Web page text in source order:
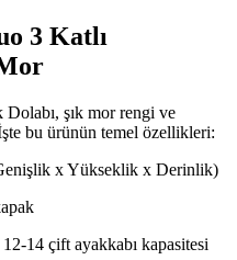
3 Katlı
şık mor rengi ve
bu ürünün temel özellikleri:
x Yükseklik x Derinlik)
14 çift ayakkabı kapasitesi